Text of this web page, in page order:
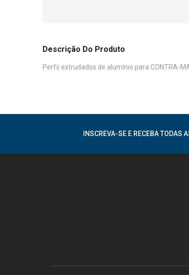
Descrição Do Produto
Perfs extrudados de alumínio para CONTRA-
INSCREVA-SE E RECEBA TODAS